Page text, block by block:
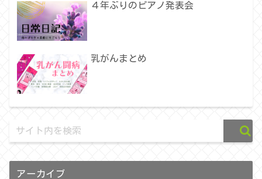
４年ぶりのピアノ発表会
乳がんまとめ
アーカイブ